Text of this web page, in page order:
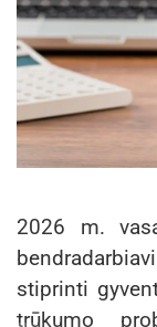
2026 m.
stiprinti
trūkumo